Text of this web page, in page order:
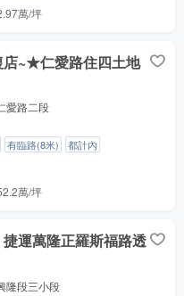
萬/坪
店~★仁愛路住四土地
愛路二段
有臨路(8米)
都計內
萬/坪
捷運萬隆正羅斯福路透
隆段三小段